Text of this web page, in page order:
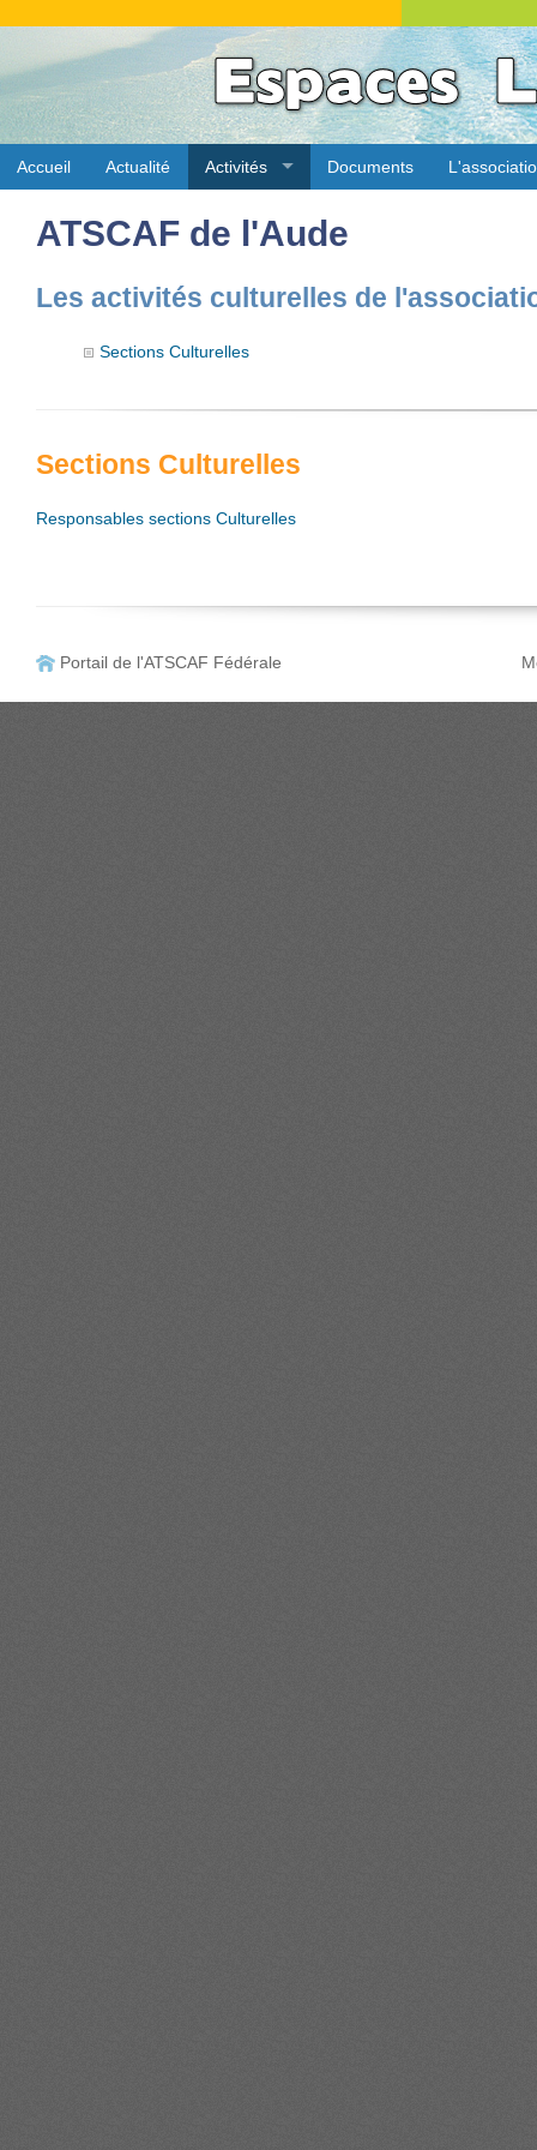
Accueil Actualité Activités Documents
ATSCAF de l'Aude
Les activités culturelles de
Sections Culturelles
Sections Culturelles
Responsables sections Culturelles
Portail de l'ATSCAF Fédérale